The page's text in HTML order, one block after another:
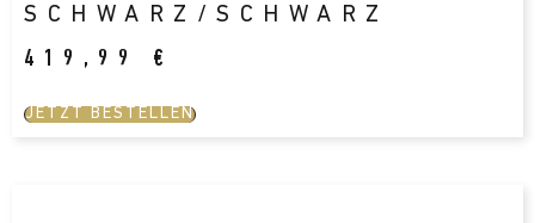
SCHWARZ/SCHWARZ
419,99 €
JETZT BESTELLEN